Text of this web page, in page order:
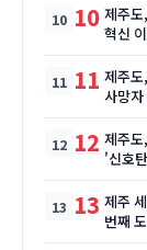
10 제주
혁신
11 제주
사망
12 제주
'신호
13 제주
번째